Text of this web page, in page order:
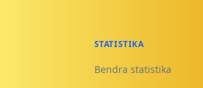
STATISTIKA
Bendra statistika